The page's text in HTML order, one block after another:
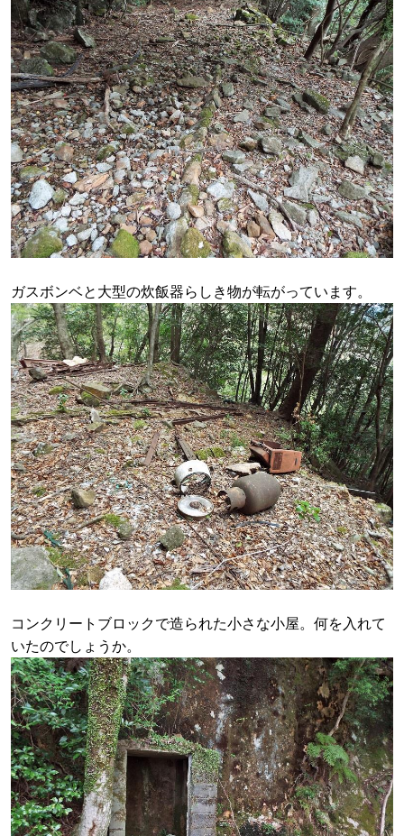
ガスボンベと大型の炊飯器らしき物が転がっています。
コンクリートブロックで造られた小さな小屋。何を入れて
いたのでしょうか。